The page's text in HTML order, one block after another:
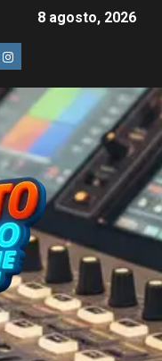
8 agosto, 2026